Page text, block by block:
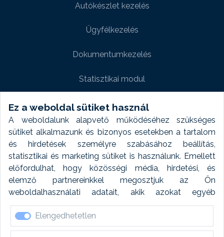
Ez a weboldal sütiket használ
A weboldalunk alapvető működéséhez szükséges
sütiket alkalmazunk és bizonyos esetekben a tartalom
és hirdetések személyre szabásához beállítás,
statisztikai és marketing sütiket is használunk. Emellett
előfordulhat, hogy közösségi média, hirdetési, és
elemző partnereinkkel megosztjuk az Ön
weboldalhasználati adatait, akik azokat egyéb
forrásokból gyűjtött adatokkal kombinálhatják. A sütik
elfogadásával kapcsolatosan naplózást végzünk és
ezen adatokat 6 hónap után automatikusan töröljük. A
Elengedhetetlen
Autókészlet kezelés
Ügyfélkezelés
Dokumentumkezelés
Statisztikai modul
Weboldal modul
Fényképtár extra modul
Autómosó modul
Feladatütemezés